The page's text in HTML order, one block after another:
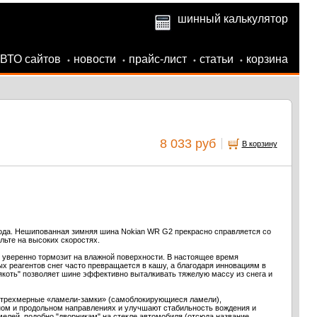
шинный калькулятор
сайтов • новости • прайс-лист • статьи • корзина
8 033 руб В корзину
Нешипованная зимняя шина Nokian WR G2 прекрасно справляется со
на высоких скоростях.
тормозит на влажной поверхности. В настоящее время
снег часто превращается в кашу, а благодаря инновациям в
позволяет шине эффективно выталкивать тяжелую массу из снега и
«ламели-замки» (самоблокирующиеся ламели),
и продольном направлениях и улучшают стабильность вождения и